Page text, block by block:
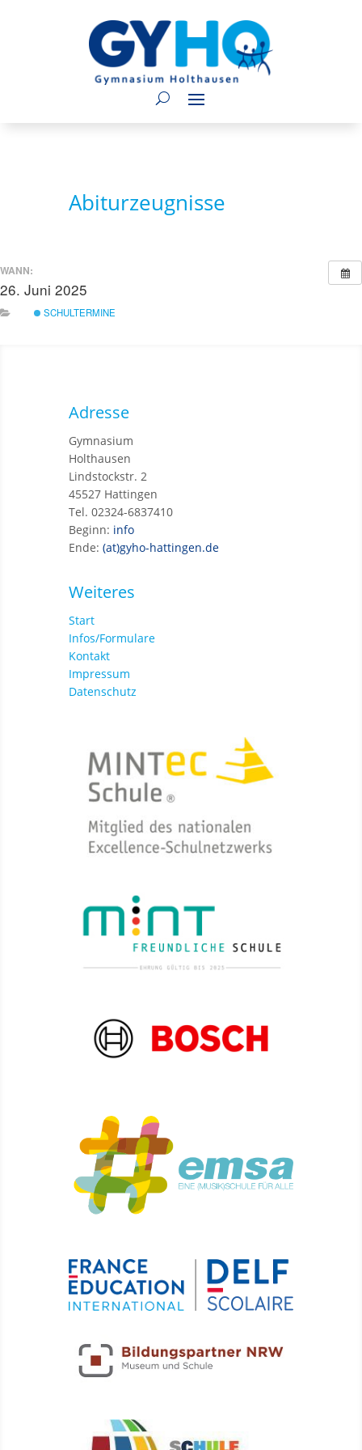
Abiturzeugnisse
WANN:
26. Juni 2025
SCHULTERMINE
Adresse
Gymnasium
Holthausen
Lindstockstr. 2
45527 Hattingen
Tel. 02324-6837410
Beginn: info
Ende: (at)gyho-hattingen.de
Weiteres
Start
Infos/Formulare
Kontakt
Impressum
Datenschutz